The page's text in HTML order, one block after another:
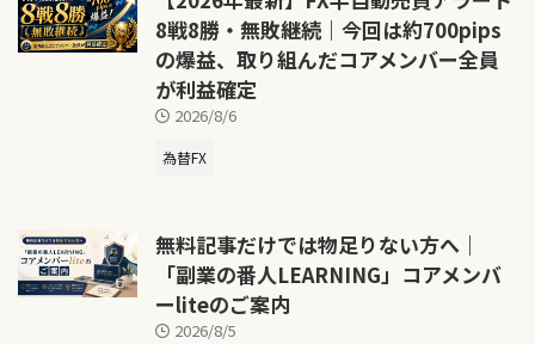
8戦8勝・無敗継続｜今回は約700pips
の爆益、取り組んだコアメンバー全員
が利益確定
2026/8/6
為替FX
無料記事だけでは物足りない方へ｜
「副業の番人LEARNING」コアメンバ
ーliteのご案内
2026/8/5